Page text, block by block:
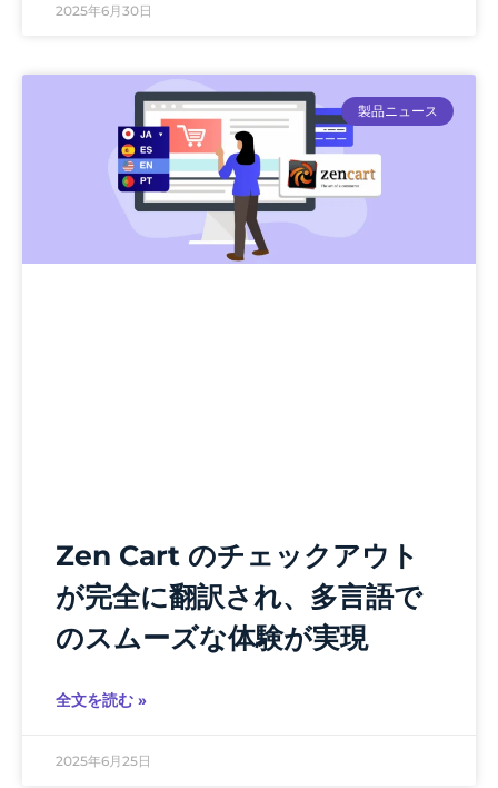
2025年6月30日
製品ニュース
Zen Cart のチェックアウト
が完全に翻訳され、多言語で
のスムーズな体験が実現
全文を読む »
2025年6月25日